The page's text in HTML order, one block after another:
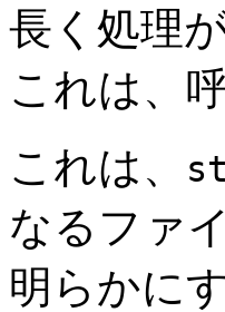
長く処理
これは、
これは、
なるファ
明らかに